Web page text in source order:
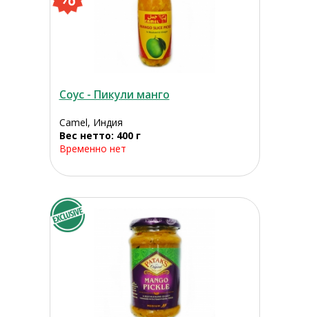
Соус - Пикули манго
Camel, Индия
Вес нетто: 400 г
Временно нет